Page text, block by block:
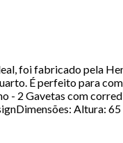
foi fabricado pela
É perfeito para
- 2 Gavetas com
Altura: